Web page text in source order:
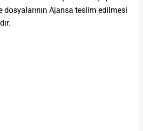
dosyalarının Ajansa teslim edilmesi